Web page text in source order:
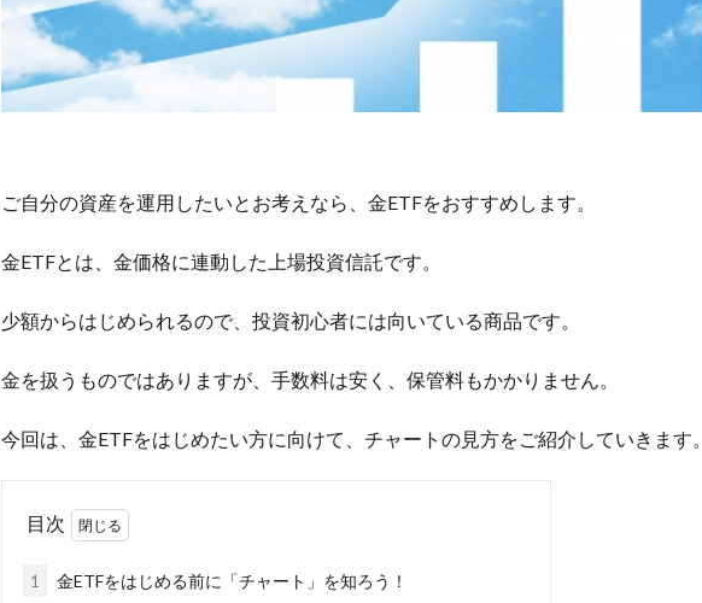
ご自分の資産を運用したいとお考えなら、金ETFをおすすめします。
金ETFとは、金価格に連動した上場投資信託です。
少額からはじめられるので、投資初心者には向いている商品です。
金を扱うものではありますが、手数料は安く、保管料もかかりません。
今回は、金ETFをはじめたい方に向けて、チャートの見方をご紹介していきます。
目次
1 金ETFをはじめる前に「チャート」を知ろう！